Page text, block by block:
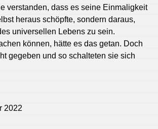
verstanden, dass es seine Einmaligkeit
heraus schöpfte, sondern daraus,
universellen Lebens zu sein.
können, hätte es das getan. Doch
gegeben und so schalteten sie sich
2022